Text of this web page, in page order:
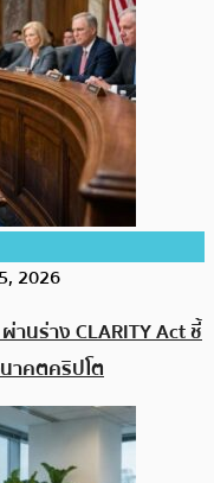
2026
นร่าง CLARITY Act ชี้
คตคริปโต